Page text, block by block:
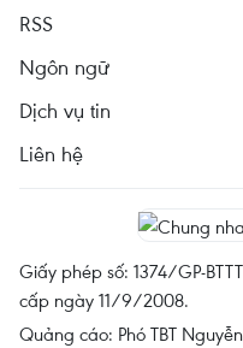
RSS
Ngôn ngữ
Dịch vụ tin
Liên hệ
Giấy phép số: 1374/GP-
cấp ngày 11/9/2008.
Quảng cáo: Phó TBT